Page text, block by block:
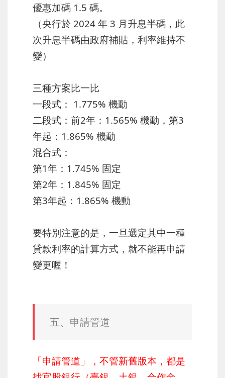
優惠加碼 1.5 碼。
（央行於 2024 年 3 月升息半碼，此
次升息半碼由政府補貼，利率維持不
變）
三種方案比一比
一段式： 1.775% 機動
二段式：前2年：1.565% 機動，第3
年起：1.865% 機動
混合式：
第1年：1.745% 固定
第2年：1.845% 固定
第3年起：1.865% 機動
要特別注意的是，一旦選定其中一種
貸款利率的計算方式，就不能再申請
變更喔！
五、申請管道
「申請管道」，不管新舊版本，都是